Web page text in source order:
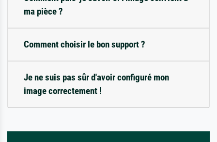
ma pièce ?
Comment choisir le bon support ?
Je ne suis pas sûr d'avoir configuré mon
image correctement !